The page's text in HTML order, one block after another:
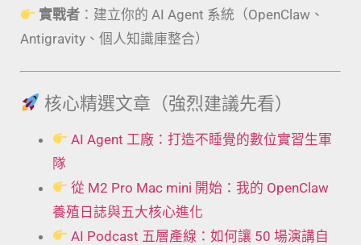
實戰者 ：建立你的 AI Agent 系統（OpenClaw、
Antigravity、個人知識庫整合）
核心精選文章（強烈建議先看）
AI Agent 工廠：打造不睡覺的數位實習生軍
隊
從 M2 Pro Mac mini 開始：我的 OpenClaw
養殖日誌與五大核心進化
AI Podcast 五層產線：如何讓 50 場演講自